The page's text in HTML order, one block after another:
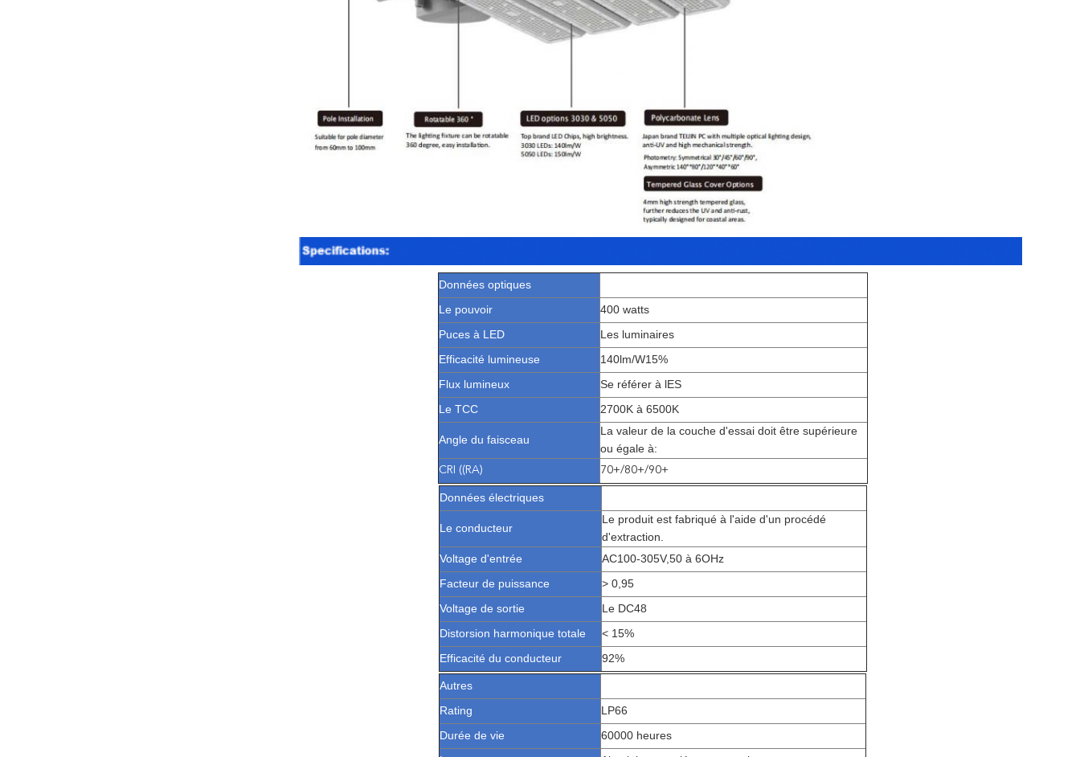
Données optiques
Le pouvoir
400 watts
Puces à LED
Les luminaires
Efficacité lumineuse
140lm/W15%
Flux lumineux
Se référer à lES
Le TCC
2700K à 6500K
Angle du faisceau
La valeur de la couche d'essai doit être supérieure
ou égale à:
CRI ((RA) 70+/80+/90+
Données électriques
Le conducteur
Le produit est fabriqué à l'aide d'un procédé
d'extraction.
Voltage d'entrée
AC100-305V,50 à 6OHz
Facteur de puissance
> 0,95
Voltage de sortie
Le DC48
Distorsion harmonique totale
< 15%
Efficacité du conducteur
92%
Autres
Rating
LP66
Durée de vie
60000 heures